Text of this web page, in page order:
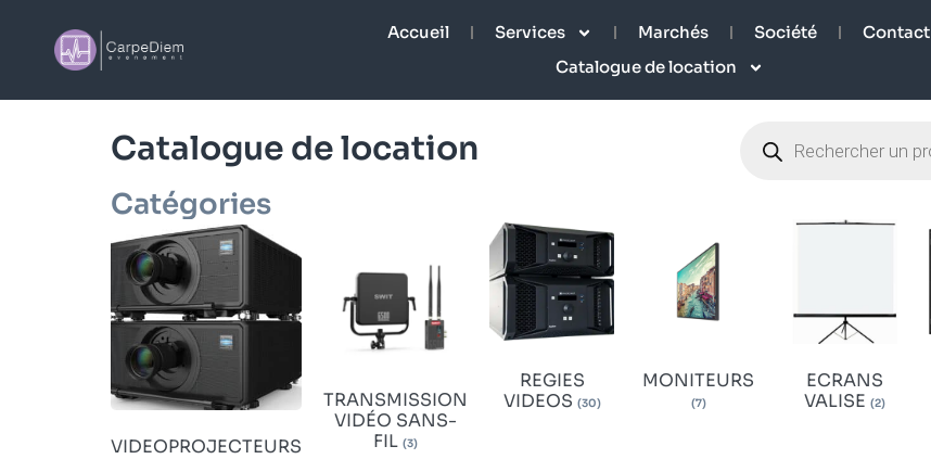
Accueil Services Marchés Société
Contact
Catalogue de location
Catalogue de location
Catégories
VIDEOPROJECTEURS
TRANSMISSION
VIDÉO SANS-
FIL (3)
REGIES
VIDEOS (30)
MONITEURS
(7)
ECRANS
VALISE(2)